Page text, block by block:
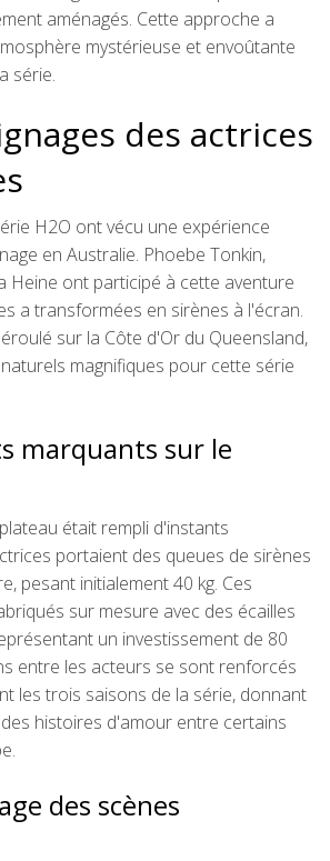
aménagés. Cette approche a
mystérieuse et envoûtante
série.
des actrices
H2O ont vécu une expérience
en Australie. Phoebe Tonkin,
Heine ont participé à cette aventure
a transformées en sirènes à l'écran.
sur la Côte d'Or du Queensland,
magnifiques pour cette série
marquants sur le
était rempli d'instants
portaient des queues de sirènes
pesant initialement 40 kg. Ces
sur mesure avec des écailles
un investissement de 80
entre les acteurs se sont renforcés
les trois saisons de la série, donnant
histoires d'amour entre certains
des scènes